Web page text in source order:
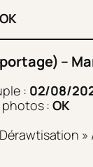
OK
–
: 02/08/
: OK